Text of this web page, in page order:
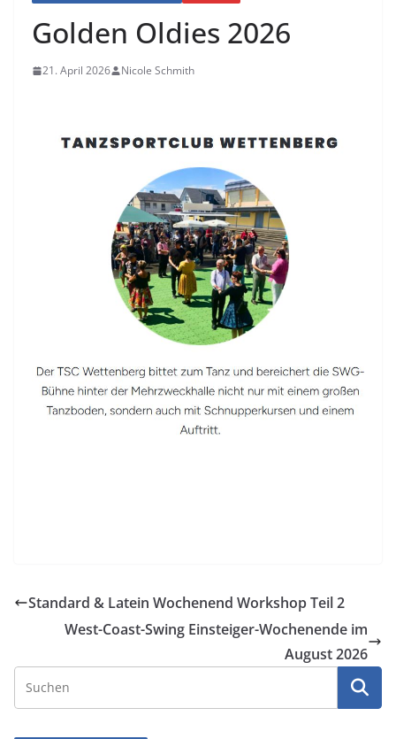
Golden Oldies 2026
21. April 2026 Nicole Schmith
Standard & Latein Wochenend Workshop Teil 2
West-Coast-Swing Einsteiger-Wochenende im
August 2026